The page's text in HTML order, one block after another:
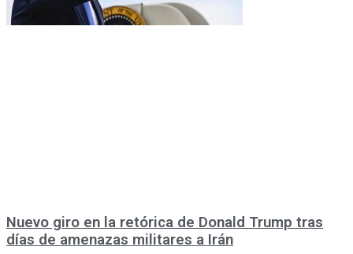
Nuevo giro en la retórica de Donald Trump tras
días de amenazas militares a Irán